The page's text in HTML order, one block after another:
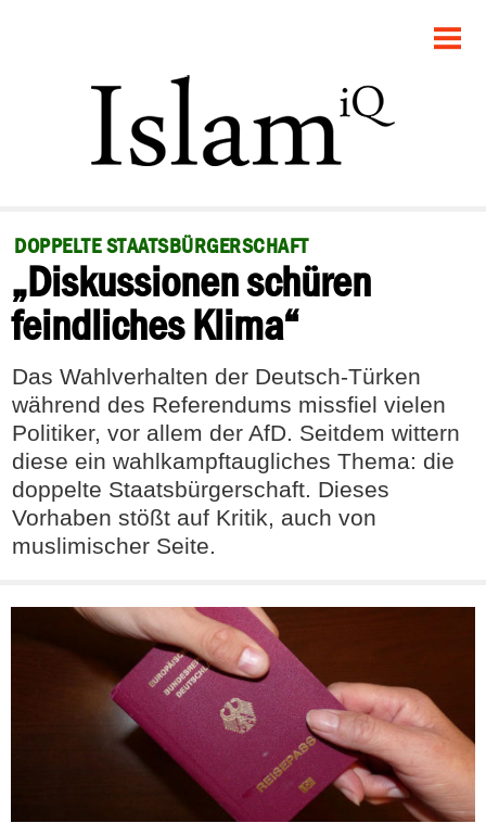
POLITIK
GESELLSCHAFT
RECHT
FEUILLETON
DEBATTE
DOPPELTE STAATSBÜRGERSCHAFT
„Diskussionen schüren
feindliches Klima“
Das Wahlverhalten der Deutsch-Türken
während des Referendums missfiel vielen
Politiker, vor allem der AfD. Seitdem wittern
diese ein wahlkampftaugliches Thema: die
doppelte Staatsbürgerschaft. Dieses
Vorhaben stößt auf Kritik, auch von
muslimischer Seite.